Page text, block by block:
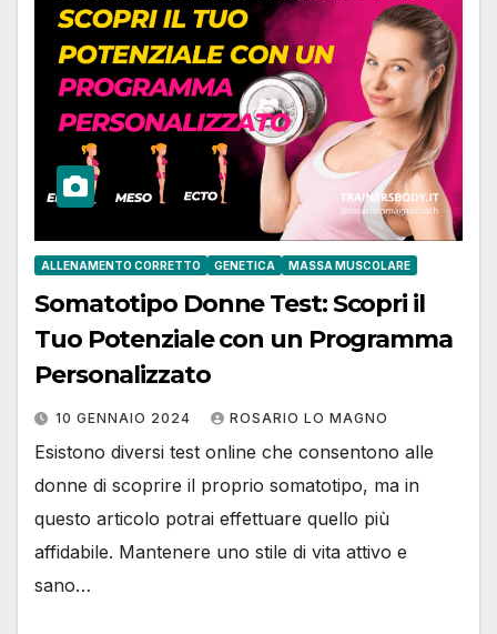
ALLENAMENTO CORRETTO GENETICA MASSA MUSCOLARE
Somatotipo Donne Test: Scopri il
Tuo Potenziale con un Programma
Personalizzato
10 GENNAIO 2024 ROSARIO LO MAGNO
Esistono diversi test online che consentono alle
donne di scoprire il proprio somatotipo, ma in
questo articolo potrai effettuare quello più
affidabile. Mantenere uno stile di vita attivo e
sano…